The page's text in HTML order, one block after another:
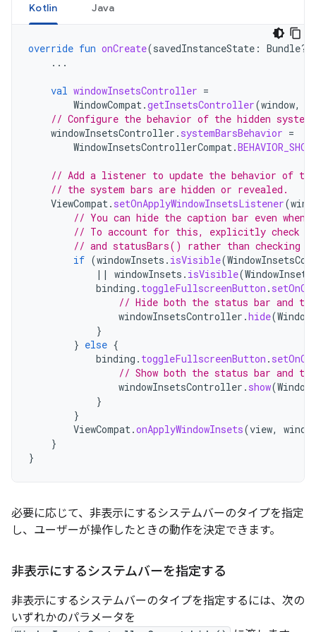
Kotlin Java
override fun onCreate(savedInstanceState : Bundle?)
...
val windowInsetsController =
WindowCompat.getInsetsController(window,
// Configure the behavior of the hidden system
windowInsetsController . systemBarsBehavior =
WindowInsetsControllerCompat.
// Add a listener to update the behavior of
// the system bars are hidden or revealed.
ViewCompat. setOnApplyWindowInsetsListener(
// You can hide the caption bar even
// To account for this, explicitly check
// and statusBars() rather than checking
if (windowInsets . isVisible(
||
windowInsets . isVisible(
binding . toggleFullscreenButton .
// Hide both the status bar and
windowInsetsController .hide(
}
} else {
binding . toggleFullscreenButton .
// Show both the status bar and
windowInsetsController . show(
}
}
ViewCompat.onApplyWindowInsets(view,
}
}
必要に応じて、非表示にするシステムバーのタイプを指定
し、ユーザーが操作したときの動作を決定できます。
非表示にするシステムバーを指定する
非表示にするシステムバーのタイプを指定するには、次の
いずれかのパラメータを